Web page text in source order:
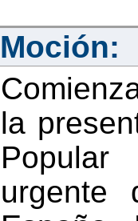
Moción:
la
urgente